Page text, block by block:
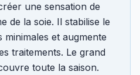
une sensation de
de la soie. Il stabilise le
et augmente
traitements. Le grand
toute la saison.